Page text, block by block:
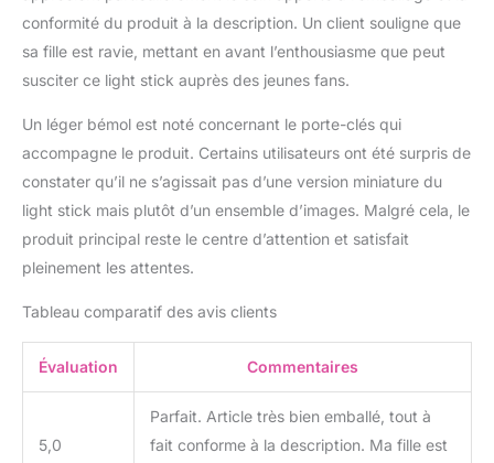
conformité du produit à la description. Un client souligne que
sa fille est ravie, mettant en avant l’enthousiasme que peut
susciter ce light stick auprès des jeunes fans.
Un léger bémol est noté concernant le porte-clés qui
accompagne le produit. Certains utilisateurs ont été surpris de
constater qu’il ne s’agissait pas d’une version miniature du
light stick mais plutôt d’un ensemble d’images. Malgré cela, le
produit principal reste le centre d’attention et satisfait
pleinement les attentes.
Tableau comparatif des avis clients
Évaluation Commentaires
5,0
Parfait. Article très bien emballé, tout à
fait conforme à la description. Ma fille est